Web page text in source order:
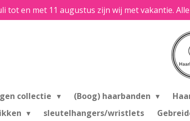
tot en met 11 augustus zijn wij met vakantie.
collectie (Boog) haarbanden
sleutelhangers/wristlets